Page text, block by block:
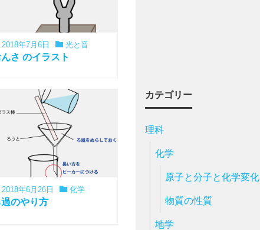
年7月6日 光と音
さ のイラスト
年6月26日 化学
のやり方
カテゴリー
理科
化学
原子と分子と化学変化
物質の性質
地学